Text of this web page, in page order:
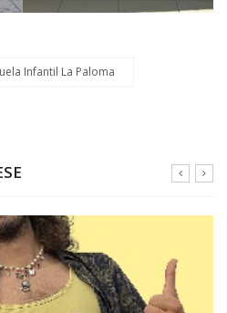
Infantil La Paloma